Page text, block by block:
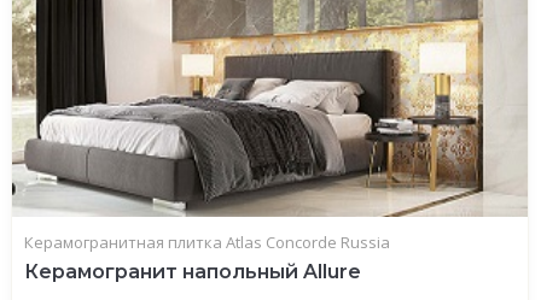
Керамогранитная плитка Atlas Concorde Russia
Керамогранит напольный Allure